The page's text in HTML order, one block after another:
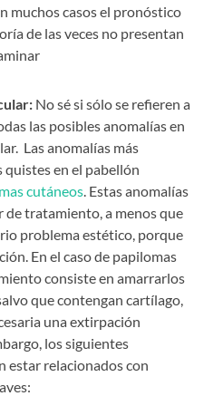
muchos casos el pronóstico
de las veces no presentan
No sé si sólo se refieren a
las posibles anomalías en
Las anomalías más
quistes en el pabellón
cutáneos. Estas anomalías
de tratamiento, a menos que
problema estético, porque
En el caso de papilomas
consiste en amarrarlos
que contengan cartílago,
una extirpación
los siguientes
estar relacionados con